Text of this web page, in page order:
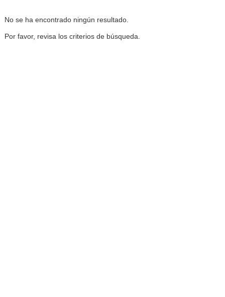
No se ha encontrado ningún resultado.
Por favor, revisa los criterios de búsqueda.